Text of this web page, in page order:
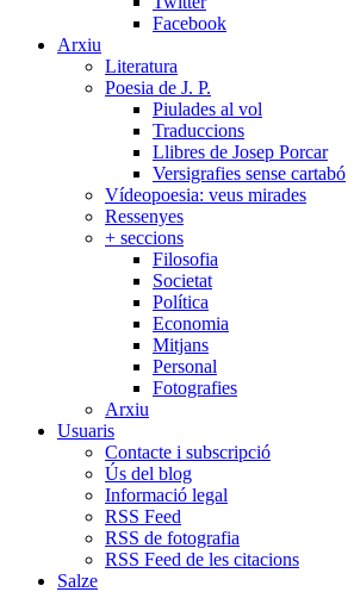
Facebook
Arxiu
Literatura
Poesia de J. P.
Piulades al vol
Traduccions
Llibres de Josep Porcar
Versigrafies sense cartabó
Vídeopoesia: veus mirades
Ressenyes
+ seccions
Filosofia
Societat
Política
Economia
Mitjans
Personal
Fotografies
Arxiu
Usuaris
Contacte i subscripció
Ús del blog
Informació legal
RSS Feed
RSS de fotografia
RSS Feed de les citacions
Salze